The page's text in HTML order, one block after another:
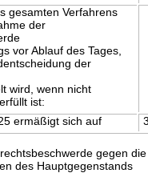
gesamten Verfahrens
der
vor Ablauf des Tages,
der
wird, wenn nicht
ist:
ermäßigt sich auf
gegen die
des Hauptgegenstands